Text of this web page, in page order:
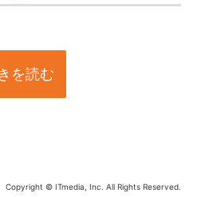
を読む
Copyright © ITmedia, Inc. All Rights Reserved.